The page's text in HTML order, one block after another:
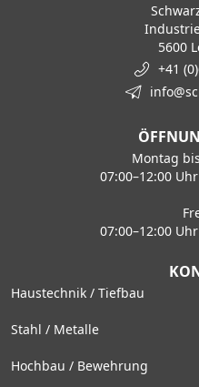
5600
+41
Montag
07:00–12:00
07:00–12:00
Haustechnik / Tiefbau
Stahl / Metalle
Hochbau / Bewehrung